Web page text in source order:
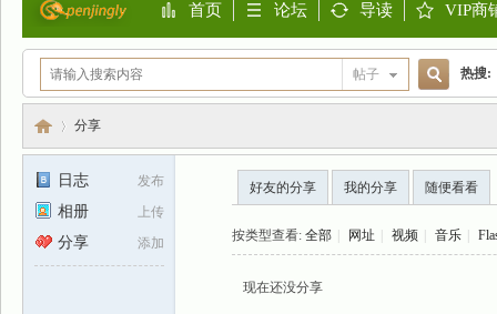
首页 论坛 导读 VIP商
帖子
搜
索
热搜:
盆
分享
发布
日志
上传
相册
添加
分享
好友的分享 我的分享 随便看看
按类型查看: 全部 网址 视频 音乐
现在还没分享